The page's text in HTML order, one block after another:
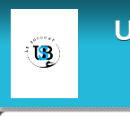
Panneau de